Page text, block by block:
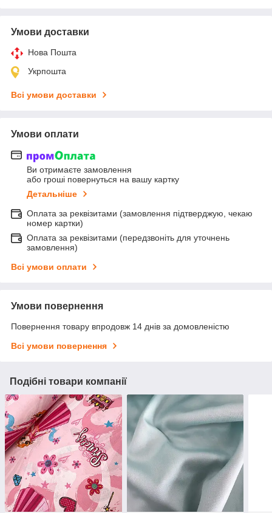
Умови доставки
Нова Пошта
Укрпошта
Всі умови доставки
Умови оплати
Ви отримаєте замовлення
або гроші повернуться на вашу картку
Детальніше
Оплата за реквізитами (замовлення підтверджую, чекаю
номер картки)
Оплата за реквізитами (передзвоніть для уточнень
замовлення)
Всі умови оплати
Умови повернення
Повернення товару впродовж 14 днів за домовленістю
Всі умови повернення
Подібні товари компанії